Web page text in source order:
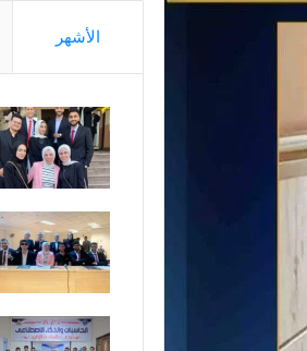
الأشهر